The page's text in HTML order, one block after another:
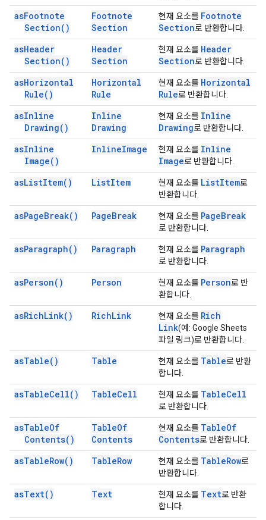
asFootnote
Section( )
Footnote
Section
현재 요소를 Footnote
Section로 반환합니다.
asHeader
Section( )
Header
Section
현재 요소를 Header
Section로 반환합니다.
asHorizontal
Rule( )
Horizontal
Rule
현재 요소를 Horizontal
Rule로 반환합니다.
asInline
Drawing( )
Inline
Drawing
현재 요소를 Inline
Drawing로 반환합니다.
asInline
Image( )
InlineImage 현재 요소를 Inline
Image로 반환합니다.
asListItem( ) ListItem 현재 요소를 ListItem로
반환합니다.
asPageBreak( ) PageBreak 현재 요소를 PageBreak
로 반환합니다.
asParagraph( ) Paragraph 현재 요소를 Paragraph
로 반환합니다.
asPerson( ) Person 현재 요소를 Person로 반
환합니다.
asRichLink( ) RichLink 현재 요소를 Rich
Link(예: Google Sheets
파일 링크)로 반환합니다.
asTable( ) Table 현재 요소를 Table로 반환
합니다.
asTableCell( ) TableCell 현재 요소를 TableCell
로 반환합니다.
asTableOf
Contents( )
TableOf
Contents
현재 요소를 TableOf
Contents로 반환합니다.
asTableRow( ) TableRow 현재 요소를 TableRow로
반환합니다.
asText( ) Text 현재 요소를 Text로 반환
합니다.